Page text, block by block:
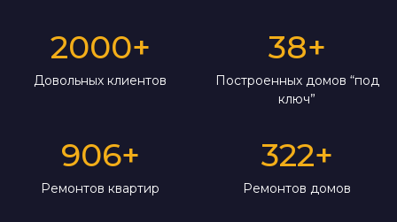
2000+
Довольных клиентов
38+
Построенных домов “под
ключ”
906+
Ремонтов квартир
322+
Ремонтов домов